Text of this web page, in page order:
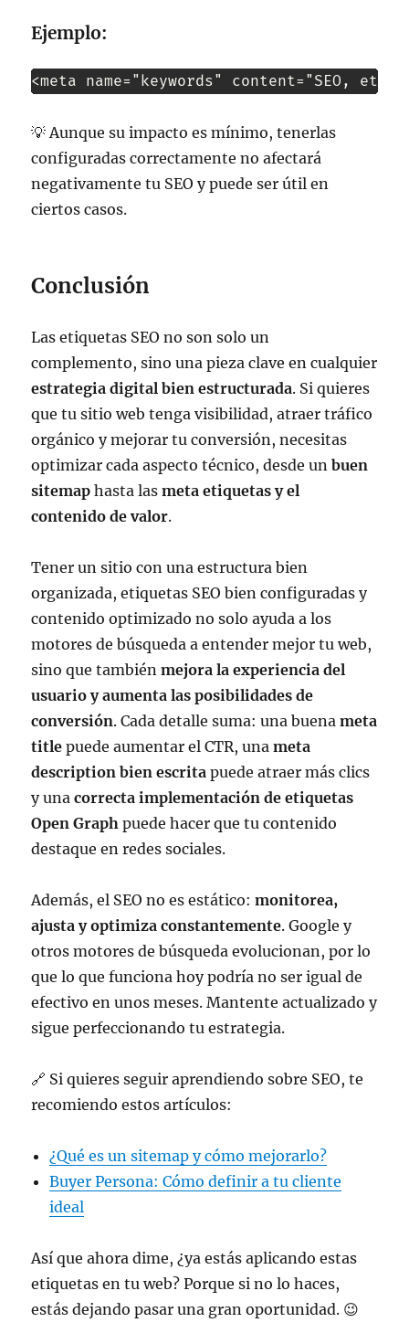
Ejemplo:
<meta name="keywords" content="SEO,
💡 Aunque su impacto es mínimo, tenerlas
configuradas correctamente no afectará
negativamente tu SEO y puede ser útil en
ciertos casos.
Conclusión
Las etiquetas SEO no son solo un
complemento, sino una pieza clave en cualquier
estrategia digital bien estructurada. Si quieres
que tu sitio web tenga visibilidad, atraer tráfico
orgánico y mejorar tu conversión, necesitas
optimizar cada aspecto técnico, desde unbuen
sitemap hasta lasmeta etiquetas y el
contenido de valor.
Tener un sitio con una estructura bien
organizada, etiquetas SEO bien configuradas y
contenido optimizado no solo ayuda a los
motores de búsqueda a entender mejor tu web,
sino que tambiénmejora la experiencia del
usuario y aumenta las posibilidades de
conversión. Cada detalle suma: una buenameta
title puede aumentar el CTR, unameta
description bien escrita puede atraer más clics
y unacorrecta implementación de etiquetas
Open Graph puede hacer que tu contenido
destaque en redes sociales.
Además, el SEO no es estático:monitorea,
ajusta y optimiza constantemente. Google y
otros motores de búsqueda evolucionan, por lo
que lo que funciona hoy podría no ser igual de
efectivo en unos meses. Mantente actualizado y
sigue perfeccionando tu estrategia.
🔗 Si quieres seguir aprendiendo sobre SEO, te
recomiendo estos artículos:
¿Qué es un sitemap y cómo mejorarlo?
Buyer Persona: Cómo definir a tu cliente
ideal
Así que ahora dime, ¿ya estás aplicando estas
etiquetas en tu web? Porque si no lo haces,
estás dejando pasar una gran oportunidad. 😉